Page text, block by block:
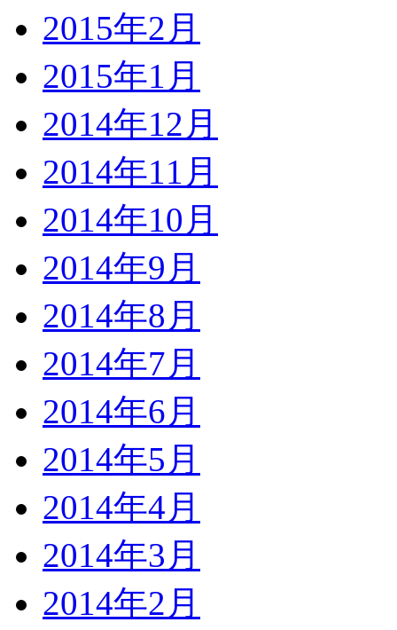
2015年2月
2015年1月
2014年12月
2014年11月
2014年10月
2014年9月
2014年8月
2014年7月
2014年6月
2014年5月
2014年4月
2014年3月
2014年2月